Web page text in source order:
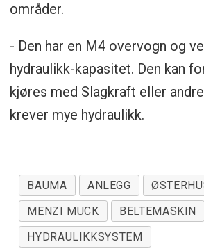
områder.
- Den har en M4 overvogn og
hydraulikk-kapasitet. Den kan
kjøres med Slagkraft eller
krever mye hydraulikk.
BAUMA ANLEGG
MENZI MUCK
BELTEMASKIN
HYDRAULIKKSYSTEM